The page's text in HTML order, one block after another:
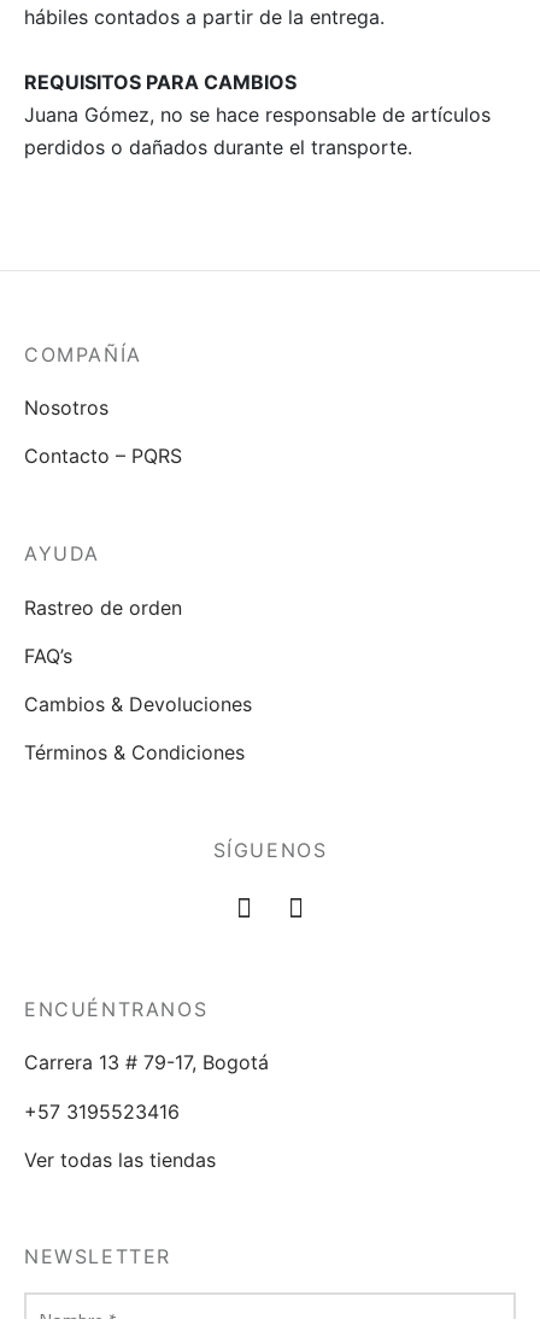
hábiles contados a partir de la entrega.
REQUISITOS PARA CAMBIOS
Juana Gómez, no se hace responsable de artículos
perdidos o dañados durante el transporte.
COMPAÑÍA
Nosotros
Contacto – PQRS
AYUDA
Rastreo de orden
FAQ’s
Cambios & Devoluciones
Términos & Condiciones
SÍGUENOS
ENCUÉNTRANOS
Carrera 13 # 79-17, Bogotá
+57 3195523416
Ver todas las tiendas
NEWSLETTER